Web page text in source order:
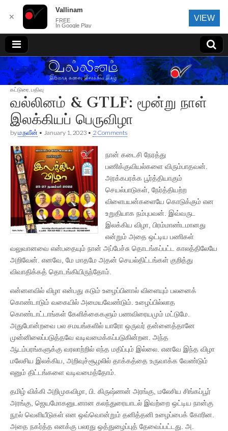
வல்லினம்
கட்டுரை பதிவு
வல்லினம் & GTLF: மூன்று நாள்
இலக்கியப் பெருவிழா
byம.நவீன் • January 1, 2023 • 2 Comments
நான் கடைசி நேரத்து
பணிக்குவியல்களை விரும்பாதவன்.
அரக்கபரக்க பூர்த்தியாகும்
செயல்பாடுகள், நேர்த்தியற்ற
விளைபயன்களையே கொடுக்கும் என
உறுதியாக நம்புபவன். இவ்வருட
இலக்கிய விழா, பிரம்மாண்டமானது
என்றும் அதை ஒட்டிய பணிகள்
வலுவானவை என்பதையும் நான் அப்பேச்சு தொடங்கப்பட்ட காலத்திலேயே
அறிவேன். எனவே, மே மாதமே அதன் செயல்திட்டங்கள் குறித்து
விவாதிக்கத் தொடங்கியிருந்தோம்.
என்னளவில் விழா என்பது கடும் உழைப்பினால் விளையும் பலனைக்
கொண்டாடும் வகையில் அமையவேண்டும். உழைப்பில்லாத
கொண்டாட்டாங்கள் கேளிக்கைகளும் பணவிரையமும் மட்டுமே.
அதுபோன்றவை பல சமயங்களில் யாரோ ஒருவர் தன்னைத்தானே
முன்னிலைப்படுத்தவே வடிவமைக்கப்படுகின்றன. அந்த
ஆடம்பரங்களுக்கு வரலாற்றில் எந்த மதிப்பும் இல்லை. எனவே இந்த விழா
மலேசிய இலக்கிய, அறிவுச்சூழலில் தாக்கத்தை உருவாக்க வேண்டும்
எனும் திட்டங்களை வடிவமைத்தோம்.
தமிழ் விக்கி அறிமுகவிழா, பி. கிருஷ்ணன் அரங்கு, மலேசிய சிங்கப்பூர்
அரங்கு, ஜெயமோகனுடனான கலந்துரையாடல் இவற்றை ஒட்டிய நான்கு
நூல் வெளியீடுகள் என ஒவ்வொன்றும் தனித்தனி உழைப்பைக் கோரின.
அதை நகர்த்த எனக்கு பலரது ஒத்துழைப்புத் தேவைப்பட்டது. அ.
✕
Vallinam
FREE
In Google Play
VIEW